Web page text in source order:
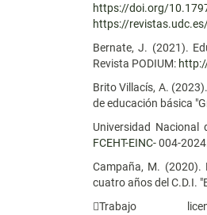
https://doi.org/
https://
Bernate, J. (2021).
Revista PODIUM:
Brito Villacís, A.
de educación básica
Universidad Nacional
FCEHT-EINC-004-
Campaña, M. (2020).
cuatro años del C.D.I.
Trabajo